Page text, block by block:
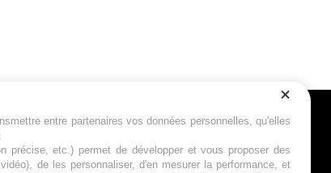
nous
entre partenaires vos données personnelles, qu'elles
précise, etc.) permet de développer et vous proposer des
de les personnaliser, d'en mesurer la performance, et